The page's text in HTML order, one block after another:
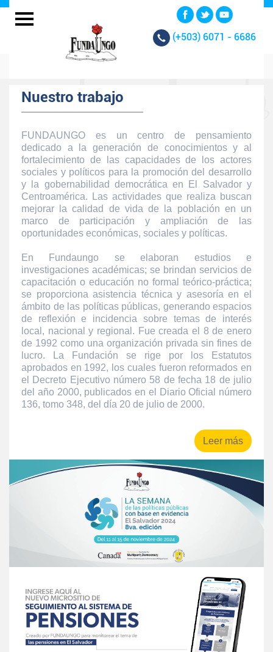
(+503) 6071 - 6686
Nuestro trabajo
FUNDAUNGO es un centro de pensamiento
dedicado a la generación de conocimientos y al
fortalecimiento de las capacidades de los actores
sociales y políticos para la promoción del desarrollo
y la gobernabilidad democrática en El Salvador y
Centroamérica. Las actividades que realiza buscan
mejorar la calidad de vida de la población en un
marco de participación y ampliación de las
oportunidades económicas, sociales y políticas.
En Fundaungo se elaboran estudios e
investigaciones académicas; se brindan servicios de
capacitación o educación no formal teórico-práctica;
se proporciona asistencia técnica y asesoría en el
ámbito de las políticas públicas, generando espacios
de reflexión e incidencia sobre temas de interés
local, nacional y regional. Fue creada el 8 de enero
de 1992 como una organización privada sin fines de
lucro. La Fundación se rige por los Estatutos
aprobados en 1992, los cuales fueron reformados en
el Decreto Ejecutivo número 58 de fecha 18 de julio
del año 2000, publicados en el Diario Oficial número
136, tomo 348, del día 20 de julio de 2000.
Leer más